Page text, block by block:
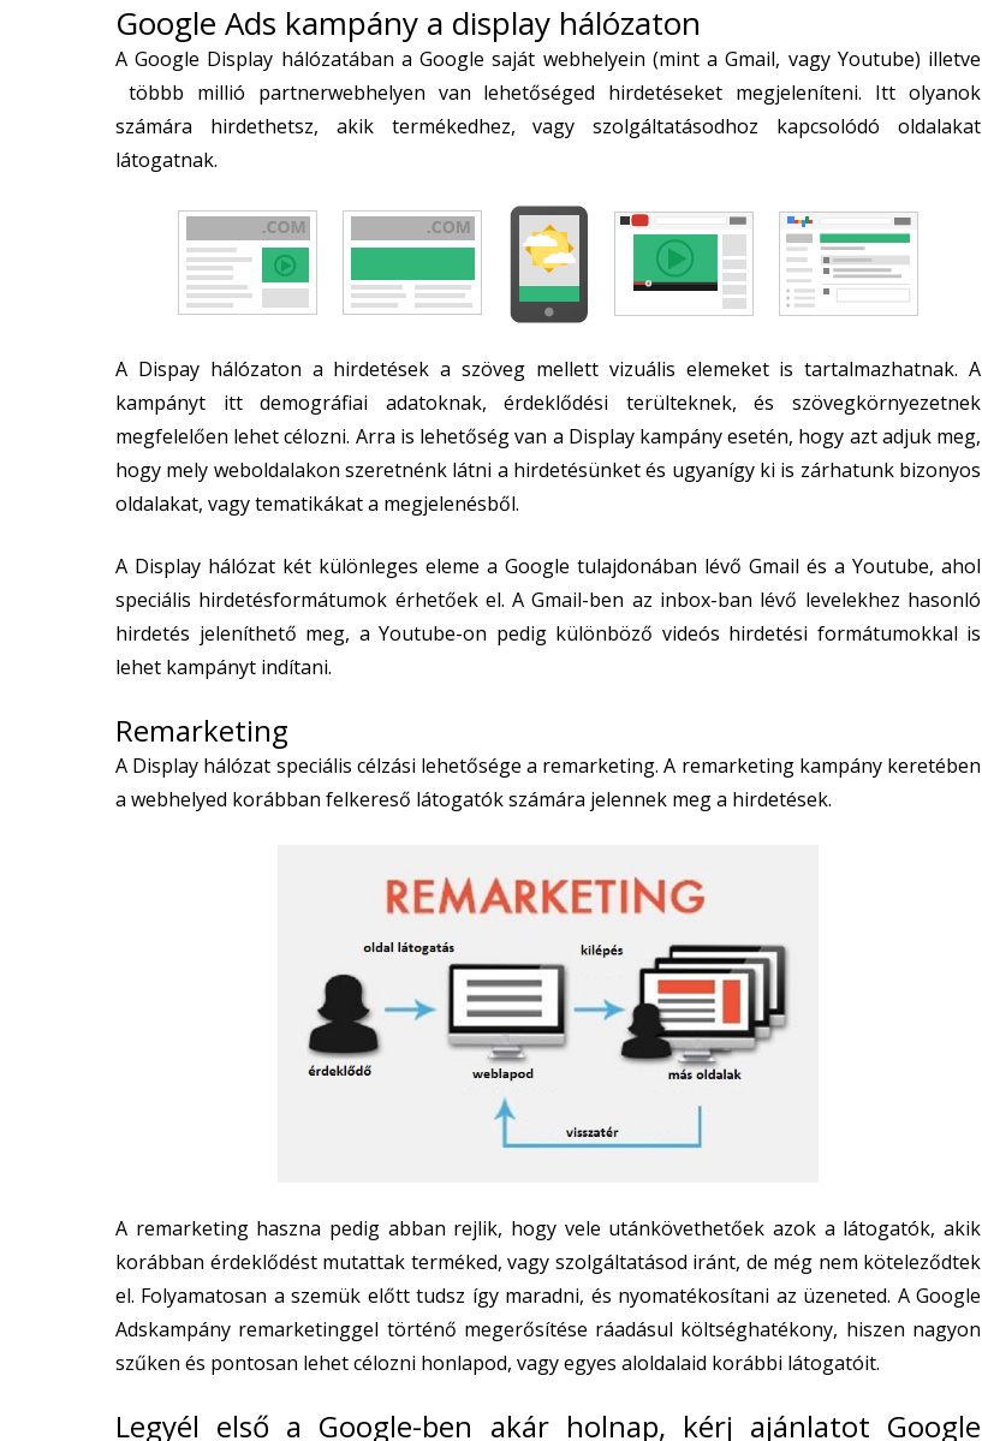
Google Ads kampány a display hálózaton
A Google Display hálózatában a Google saját webhelyein (mint a Gmail, vagy Youtube) illetve
többb millió partnerwebhelyen van lehetőséged hirdetéseket megjeleníteni. Itt olyanok
számára hirdethetsz, akik termékedhez, vagy szolgáltatásodhoz kapcsolódó oldalakat
látogatnak.
A Dispay hálózaton a hirdetések a szöveg mellett vizuális elemeket is tartalmazhatnak. A
kampányt itt demográfiai adatoknak, érdeklődési terülteknek, és szövegkörnyezetnek
megfelelően lehet célozni. Arra is lehetőség van a Display kampány esetén, hogy azt adjuk meg,
hogy mely weboldalakon szeretnénk látni a hirdetésünket és ugyanígy ki is zárhatunk bizonyos
oldalakat, vagy tematikákat a megjelenésből.
A Display hálózat két különleges eleme a Google tulajdonában lévő Gmail és a Youtube, ahol
speciális hirdetésformátumok érhetőek el. A Gmail-ben az inbox-ban lévő levelekhez hasonló
hirdetés jeleníthető meg, a Youtube-on pedig különböző videós hirdetési formátumokkal is
lehet kampányt indítani.
Remarketing
A Display hálózat speciális célzási lehetősége a remarketing. A remarketing kampány keretében
a webhelyed korábban felkereső látogatók számára jelennek meg a hirdetések.
A remarketing haszna pedig abban rejlik, hogy vele utánkövethetőek azok a látogatók, akik
korábban érdeklődést mutattak terméked, vagy szolgáltatásod iránt, de még nem köteleződtek
el. Folyamatosan a szemük előtt tudsz így maradni, és nyomatékosítani az üzeneted. A Google
Adskampány remarketinggel történő megerősítése ráadásul költséghatékony, hiszen nagyon
szűken és pontosan lehet célozni honlapod, vagy egyes aloldalaid korábbi látogatóit.
Legyél első a Google-ben akár holnap, kérj ajánlatot Google